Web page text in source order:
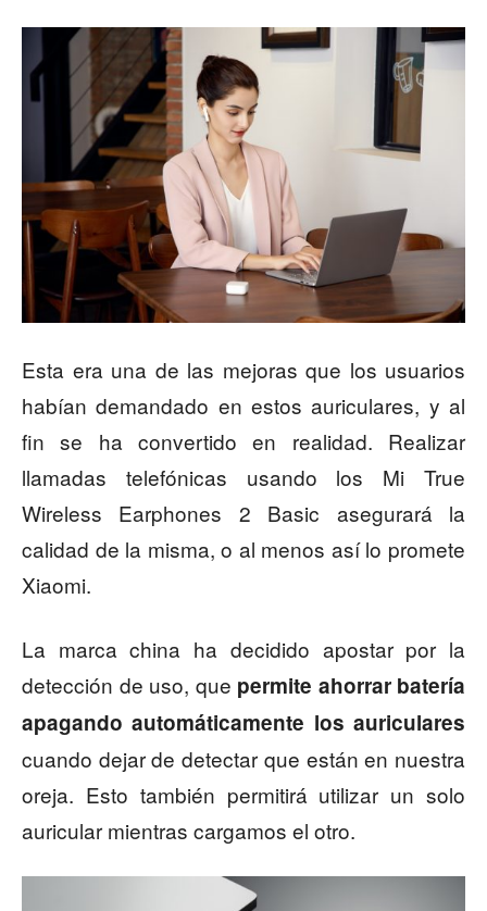
Esta era una de las mejoras que los usuarios
habían demandado en estos auriculares, y al
fin se ha convertido en realidad. Realizar
llamadas telefónicas usando los Mi True
Wireless Earphones 2 Basic asegurará la
calidad de la misma, o al menos así lo promete
Xiaomi.
La marca china ha decidido apostar por la
detección de uso, que permite ahorrar batería
apagando automáticamente los auriculares
cuando dejar de detectar que están en nuestra
oreja. Esto también permitirá utilizar un solo
auricular mientras cargamos el otro.